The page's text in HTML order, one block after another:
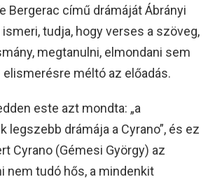
Bergerac című drámáját Ábrányi
tudja, hogy verses a szöveg,
megtanulni, elmondani sem
méltó az előadás.
este azt mondta: „a
legszebb drámája a Cyrano”, és ez
Cyrano (Gémesi György) az
nem tudó hős, a mindenkit